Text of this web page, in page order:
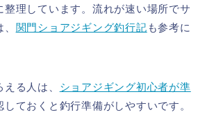
整理しています。流れが速い場所でサ
関門ショアジギング釣行記 も参考に
る人は、 ショアジギング初心者が準
しておくと釣行準備がしやすいです。